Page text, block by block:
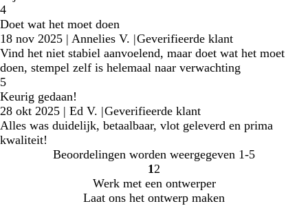
4
Doet wat het moet doen
18 nov 2025 | Annelies V. |Geverifieerde klant
Vind het niet stabiel aanvoelend, maar doet wat het moet
doen, stempel zelf is helemaal naar verwachting
5
Keurig gedaan!
28 okt 2025 | Ed V. |Geverifieerde klant
Alles was duidelijk, betaalbaar, vlot geleverd en prima
kwaliteit!
Beoordelingen worden weergegeven 1-5
Naar
pagina
1 Naar
pagina
2
Werk met een ontwerper
Laat ons het ontwerp maken